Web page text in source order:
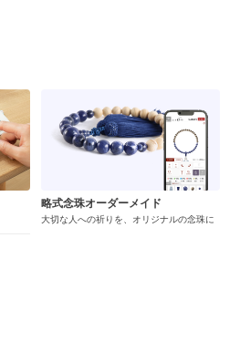
略式念珠オーダーメイド
大切な人への祈りを、オリジナルの念珠に